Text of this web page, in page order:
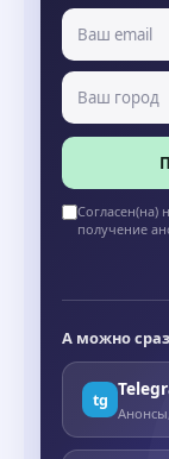
Согласен(на)
получение
А можно
tg